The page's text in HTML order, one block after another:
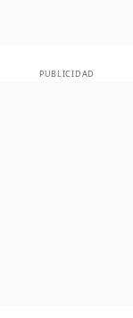
PUBLICIDAD